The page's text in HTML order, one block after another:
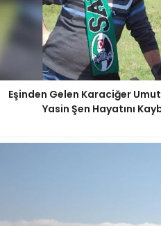
Eşinden Gelen Karaciğer
Yasin Şen Hayatını